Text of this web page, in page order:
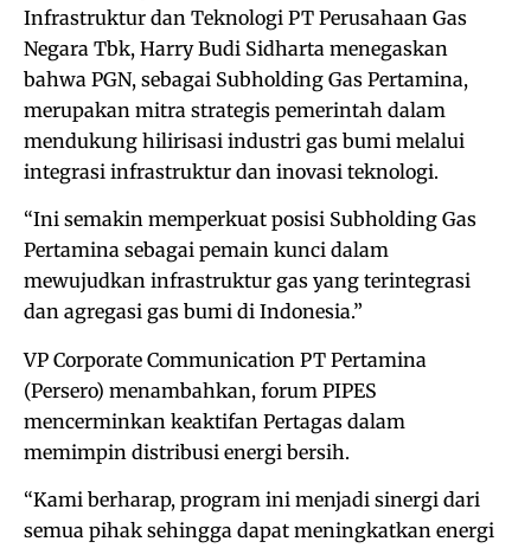
Infrastruktur dan Teknologi PT Perusahaan Gas
Negara Tbk, Harry Budi Sidharta menegaskan
bahwa PGN, sebagai Subholding Gas Pertamina,
merupakan mitra strategis pemerintah dalam
mendukung hilirisasi industri gas bumi melalui
integrasi infrastruktur dan inovasi teknologi.
“Ini semakin memperkuat posisi Subholding Gas
Pertamina sebagai pemain kunci dalam
mewujudkan infrastruktur gas yang terintegrasi
dan agregasi gas bumi di Indonesia.”
VP Corporate Communication PT Pertamina
(Persero) menambahkan, forum PIPES
mencerminkan keaktifan Pertagas dalam
memimpin distribusi energi bersih.
“Kami berharap, program ini menjadi sinergi dari
semua pihak sehingga dapat meningkatkan energi